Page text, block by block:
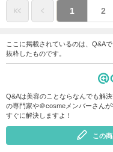
1 2
ここに掲載されているのは、Q&A
抜粋したものです。
Q&Aは美容のことならなんでも解
の専門家や＠cosmeメンバーさん
すぐに解決しますよ！
この